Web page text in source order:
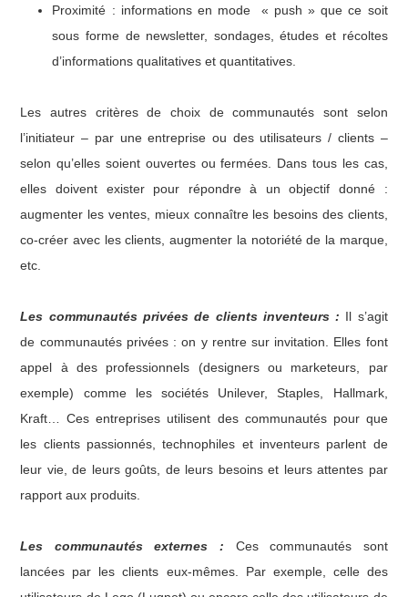
Proximité : informations en mode « push » que ce soit
sous forme de newsletter, sondages, études et récoltes
d’informations qualitatives et quantitatives.
Les autres critères de choix de communautés sont selon
l’initiateur – par une entreprise ou des utilisateurs / clients –
selon qu’elles soient ouvertes ou fermées. Dans tous les cas,
elles doivent exister pour répondre à un objectif donné :
augmenter les ventes, mieux connaître les besoins des clients,
co-créer avec les clients, augmenter la notoriété de la marque,
etc.
Les communautés privées de clients inventeurs : Il s’agit
de communautés privées : on y rentre sur invitation. Elles font
appel à des professionnels (designers ou marketeurs, par
exemple) comme les sociétés Unilever, Staples, Hallmark,
Kraft… Ces entreprises utilisent des communautés pour que
les clients passionnés, technophiles et inventeurs parlent de
leur vie, de leurs goûts, de leurs besoins et leurs attentes par
rapport aux produits.
Les communautés externes : Ces communautés sont
lancées par les clients eux-mêmes. Par exemple, celle des